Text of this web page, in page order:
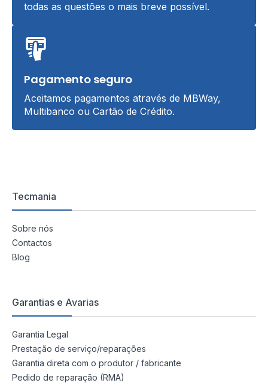
todas as questões o mais breve possível.
Pagamento seguro
Aceitamos pagamentos através de MBWay,
Multibanco ou Cartão de Crédito.
Tecmania
Sobre nós
Contactos
Blog
Garantias e Avarias
Garantia Legal
Prestação de serviço/reparações
Garantia direta com o produtor / fabricante
Pedido de reparação (RMA)